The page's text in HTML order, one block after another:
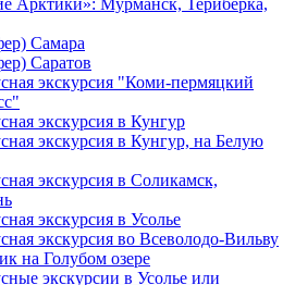
Арктики»: Мурманск, Териберка,
Самара
Саратов
экскурсия "Коми-пермяцкий
экскурсия в Кунгур
экскурсия в Кунгур, на Белую
экскурсия в Соликамск,
экскурсия в Усолье
экскурсия во Всеволодо-Вильву
на Голубом озере
экскурсии в Усолье или